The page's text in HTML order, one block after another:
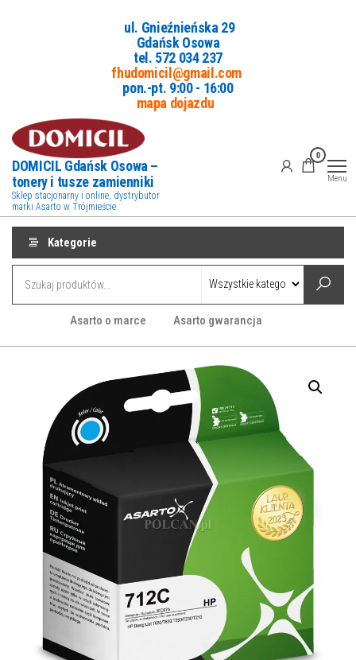
ul. Gnieźnieńska 29
Gdańsk Osowa
tel. 572 034 237
fhudomicil@gmail.com
pon.-pt. 9:00 - 16:00
mapa dojazdu
DOMICIL Gdańsk Osowa –
tonery i tusze zamienniki
Sklep stacjonarny i online, dystrybutor
marki Asarto w Trójmieście.
0
Menu
Kategorie
Asarto o marce Asarto gwarancja